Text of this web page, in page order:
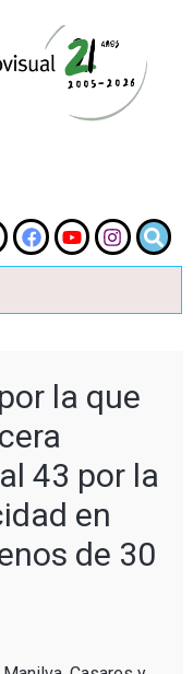
la que
43 por la
en
de 30